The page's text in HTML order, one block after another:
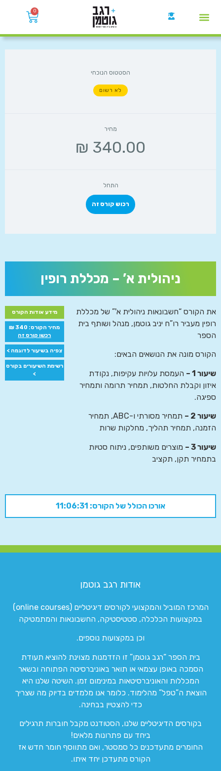
0
הסטטוס הנוכחי
לא רשום
מחיר
התחל
רכוש קורס זה
ניהולית א’ – מכללת רופין
מידע אודות הקורס
מחיר הקורס: 340 ₪
רכשו קורס זה
צפיה בשיעור לדוגמה >
רשימת השיעורים בקורס
>
את הקורס “חשבונאות ניהולית א'” של מכללת
רופין מעביר רו”ח יניב גוטמן, מנהל ושותף בית
הספר
הקורס מונה את הנושאים הבאים:
שיעור 1 –
העמסת עלויות עקיפות, נקודת
איזון וקבלת החלטות, תמחיר תרומה ותמחיר
ספיגה.
שיעור 2 –
תמחיר מסורתי ו-ABC, תמחיר
הזמנה, תמחיר תהליך, מחלקות שרות
שיעור 3 –
מוצרים משותפים, ניתוח סטיות
בתמחיר תקן, תקציב
אורכו הכולל של הקורס: 11:06:31
אודות רגב גוטמן
המרכז המוביל והמקצועי לקורסים דיגיטליים (online courses)
במקצועות הכלכלה, סטטיסטיקה, החשבונאות והמתמטיקה
וכן במקצועות נוספים.
בית הספר “רגב גוטמן” זו הזדמנות מצוינת להוציא תעודת
הסמכה באופן עצמאי או תואר באוניברסיטה הפתוחה ובשאר
המכללות והאוניברסיטאות במינימום זמן. השיטה שלנו היא
הוצאת ה”טפל” מהלימוד. כלומר אנו מלמדים בדיוק מה שצריך
כדי להצטיין בבחינה.
בקורסים הדיגיטליים שלנו, הסטודנט מקבל חוברות תרגילים
ביחד עם פתרונות מלאים!
החומרים מתעדכנים כל סמסטר, ואם מתווסף חומר חדש אז
הקורס מתעדכן יחד איתו.